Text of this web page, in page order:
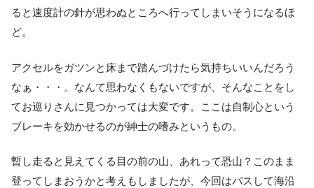
ると速度計の針が思わぬところへ行ってしまいそうになるほ
ど。
アクセルをガツンと床まで踏んづけたら気持ちいいんだろう
なぁ・・・。なんて思わなくもないですが、そんなことをし
てお巡りさんに見つかっては大変です。ここは自制心という
ブレーキを効かせるのが紳士の嗜みというもの。
暫し走ると見えてくる目の前の山、あれって恐山？このまま
登ってしまおうかと考えもしましたが、今回はパスして海沿